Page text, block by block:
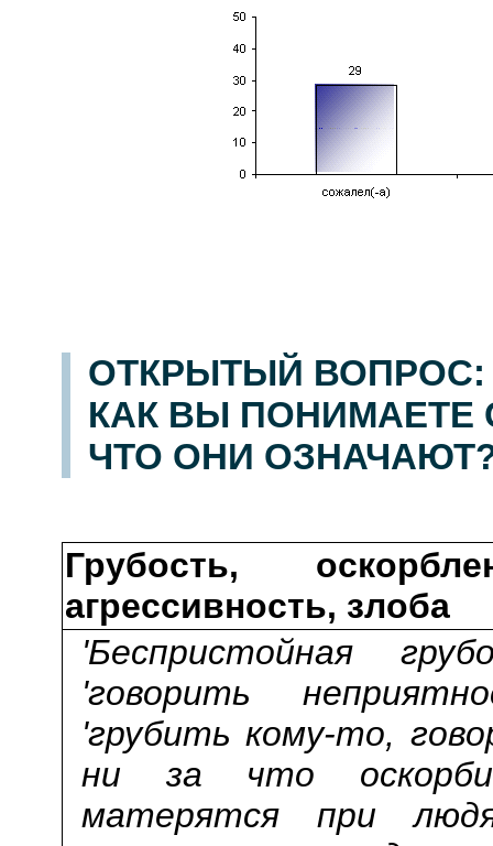
ОТКРЫТЫЙ ВОПРОС:
КАК ВЫ ПОНИМАЕТЕ
ЧТО ОНИ
Грубость,
агрессивность, злоба
'Беспристойная
'говорить
'грубить кому-то,
ни за что
матерятся при